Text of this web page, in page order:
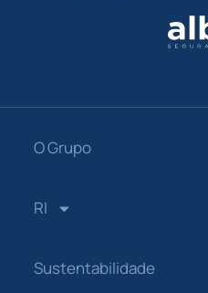
O Grupo
RI
Sustentabilidade